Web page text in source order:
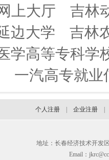
上大厅
吉林
边大学
吉林
学高等专科学
一汽高专就业
个人注册 企业注册
地址：长春经济技术开发
Email：